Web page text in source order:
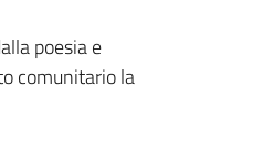
poesia e
comunitario la